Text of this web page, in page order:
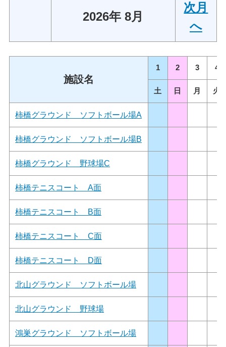
2026年 8月
次月
へ
施設名
1 2 3 4
土 日 月 火
柿橋グラウンド ソフトボール場A
柿橋グラウンド ソフトボール場B
柿橋グラウンド 野球場C
柿橋テニスコート A面
柿橋テニスコート B面
柿橋テニスコート C面
柿橋テニスコート D面
北山グラウンド ソフトボール場
北山グラウンド 野球場
鴻巣グラウンド ソフトボール場